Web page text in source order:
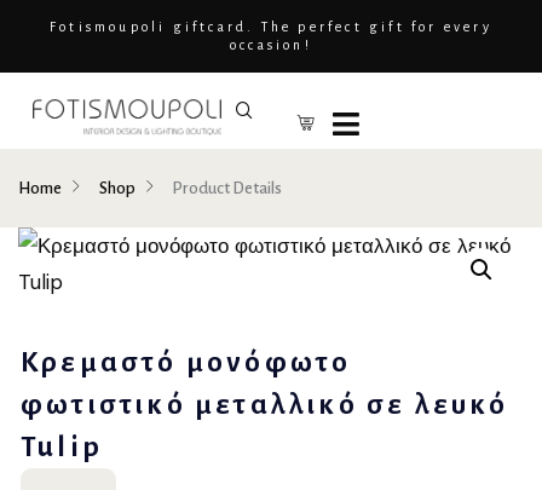
Fotismoupoli giftcard. The perfect gift for every
occasion!
Home Shop Product Details
Κρεμαστό μονόφωτο
φωτιστικό μεταλλικό σε λευκό
Tulip